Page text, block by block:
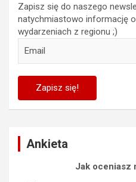
Zapisz się do naszego
natychmiastowo informację
wydarzeniach z regionu ;)
Ankieta
Jak oceniasz